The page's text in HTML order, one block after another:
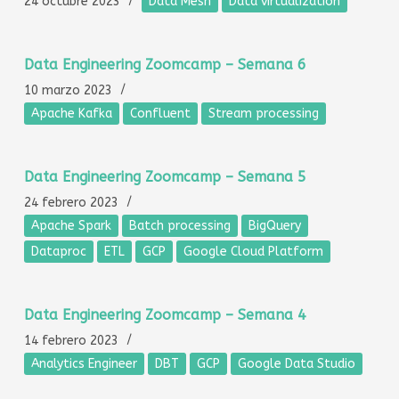
Data Engineering Zoomcamp – Semana 6
10 marzo 2023
Apache Kafka
Confluent Stream processing
Data Engineering Zoomcamp – Semana 5
24 febrero 2023
Apache Spark
Batch processing
BigQuery
Dataproc
ETL GCP Google Cloud Platform
Data Engineering Zoomcamp – Semana 4
14 febrero 2023
Analytics Engineer
DBT GCP Google Data Studio